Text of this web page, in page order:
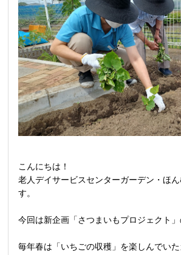
こんにちは！
老人デイサービスセンターガーデン・ほ
す。
今回は新企画「さつまいもプロジェクト」
毎年春は「いちごの収穫」を楽しんでい